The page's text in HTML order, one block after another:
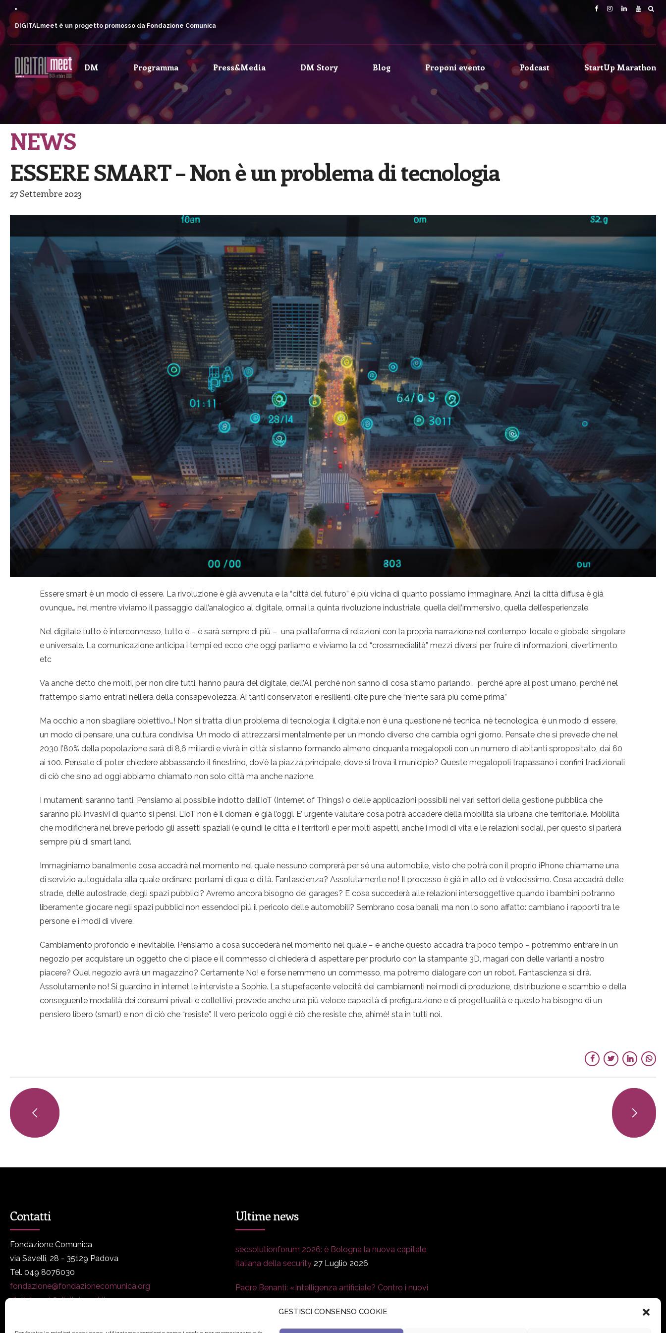
GESTISCI CONSENSO COOKIE
DIGITALmeet è un progetto promosso da Fondazione Comunica
DM Programma Press&Media DM Story Blog Proponi evento Podcast StartUp Marathon
NEWS
ESSERE SMART – Non è un problema di tecnologia
27 Settembre 2023
Essere smart è un modo di essere. La rivoluzione è già avvenuta e la “città del futuro” è più vicina di quanto possiamo immaginare. Anzi, la città diffusa è già
ovunque… nel mentre viviamo il passaggio dall’analogico al digitale, ormai la quinta rivoluzione industriale, quella dell’immersivo, quella dell’esperienzale.
Nel digitale tutto è interconnesso, tutto è – è sarà sempre di più – una piattaforma di relazioni con la propria narrazione nel contempo, locale e globale, singolare
e universale. La comunicazione anticipa i tempi ed ecco che oggi parliamo e viviamo la cd “crossmedialità” mezzi diversi per fruire di informazioni, divertimento
etc
Va anche detto che molti, per non dire tutti, hanno paura del digitale, dell’AI, perché non sanno di cosa stiamo parlando… perché apre al post umano, perché nel
frattempo siamo entrati nell’era della consapevolezza. Ai tanti conservatori e resilienti, dite pure che “niente sarà più come prima”
Ma occhio a non sbagliare obiettivo…! Non si tratta di un problema di tecnologia: il digitale non è una questione né tecnica, né tecnologica, è un modo di essere,
un modo di pensare, una cultura condivisa. Un modo di attrezzarsi mentalmente per un mondo diverso che cambia ogni giorno. Pensate che si prevede che nel
2030 l’80% della popolazione sarà di 8,6 miliardi e vivrà in città: si stanno formando almeno cinquanta megalopoli con un numero di abitanti spropositato, dai 60
ai 100. Pensate di poter chiedere abbassando il finestrino, dov’è la piazza principale, dove si trova il municipio? Queste megalopoli trapassano i confini tradizionali
di ciò che sino ad oggi abbiamo chiamato non solo città ma anche nazione.
I mutamenti saranno tanti. Pensiamo al possibile indotto dall’IoT (Internet of Things) o delle applicazioni possibili nei vari settori della gestione pubblica che
saranno più invasivi di quanto si pensi. L’IoT non è il domani è già l’oggi. E’ urgente valutare cosa potrà accadere della mobilità sia urbana che territoriale. Mobilità
che modificherà nel breve periodo gli assetti spaziali (e quindi le città e i territori) e per molti aspetti, anche i modi di vita e le relazioni sociali, per questo si parlerà
sempre più di smart land.
Immaginiamo banalmente cosa accadrà nel momento nel quale nessuno comprerà per sé una automobile, visto che potrà con il proprio iPhone chiamarne una
di servizio autoguidata alla quale ordinare: portami di qua o di là. Fantascienza? Assolutamente no! Il processo è già in atto ed è velocissimo. Cosa accadrà delle
strade, delle autostrade, degli spazi pubblici? Avremo ancora bisogno dei garages? E cosa succederà alle relazioni intersoggettive quando i bambini potranno
liberamente giocare negli spazi pubblici non essendoci più il pericolo delle automobili? Sembrano cosa banali, ma non lo sono affatto: cambiano i rapporti tra le
persone e i modi di vivere.
Cambiamento profondo e inevitabile. Pensiamo a cosa succederà nel momento nel quale − e anche questo accadrà tra poco tempo − potremmo entrare in un
negozio per acquistare un oggetto che ci piace e il commesso ci chiederà di aspettare per produrlo con la stampante 3D, magari con delle varianti a nostro
piacere? Quel negozio avrà un magazzino? Certamente No! e forse nemmeno un commesso, ma potremo dialogare con un robot. Fantascienza sì dirà.
Assolutamente no! Si guardino in internet le interviste a Sophie. La stupefacente velocità dei cambiamenti nei modi di produzione, distribuzione e scambio e della
conseguente modalità dei consumi privati e collettivi, prevede anche una più veloce capacità di prefigurazione e di progettualità e questo ha bisogno di un
pensiero libero (smart) e non di ciò che “resiste”. Il vero pericolo oggi è ciò che resiste che, ahimè! sta in tutti noi.
Contatti
Fondazione Comunica
via Savelli, 28 - 35129 Padova
Tel. 049 8076030
fondazione@fondazionecomunica.org
digitalmeet@digitalmeet.it
Ultime news
secsolutionforum 2026: è Bologna la nuova capitale
italiana della security 27 Luglio 2026
Padre Benanti: «Intelligenza artificiale? Contro i nuovi
21 Luglio 2026